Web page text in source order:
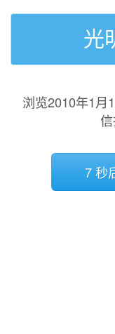
光
浏览2010年1月
7 秒